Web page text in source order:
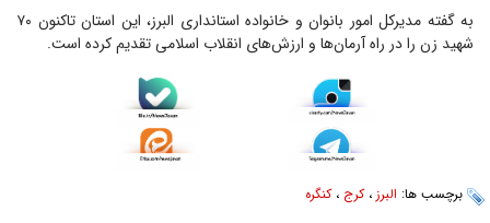
به گفته مدیرکل امور بانوان و خانواده استانداری البرز، این استان تاکنون ۷۰
شهید زن را در راه آرمان‌ها و ارزش‌های انقلاب اسلامی تقدیم کرده است.
برچسب ها: البرز ،کرج ،کنگره